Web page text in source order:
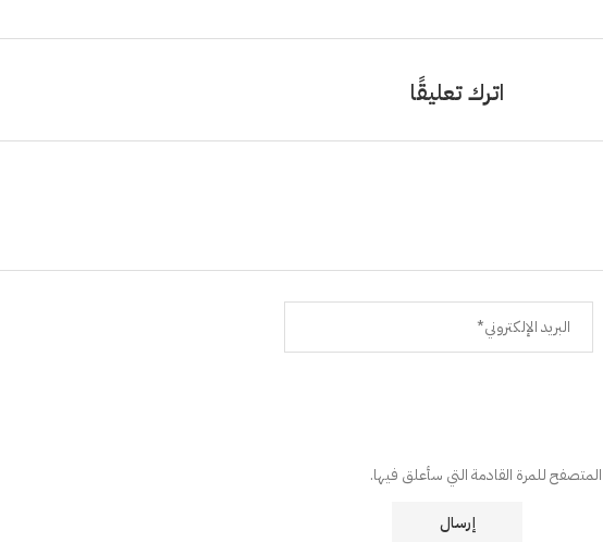
اترك تعليقًا
المتصفح للمرة القادمة التي سأعلق فيها.